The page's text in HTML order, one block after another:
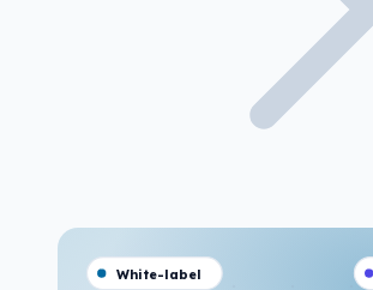
White-label